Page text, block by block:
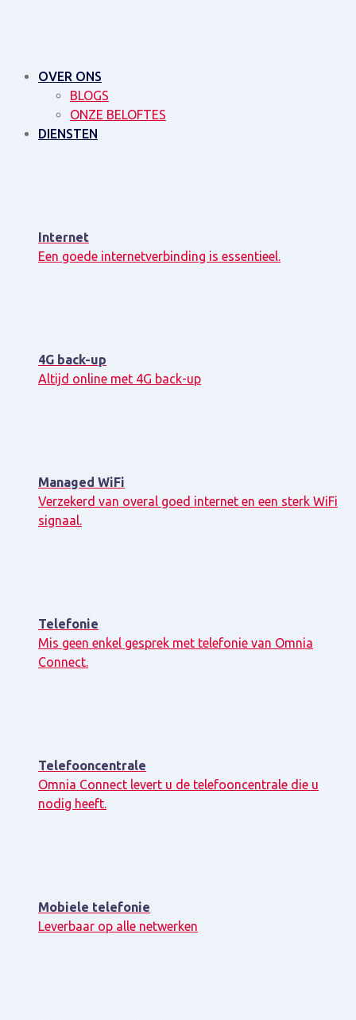
OVER ONS
BLOGS
ONZE BELOFTES
DIENSTEN
Internet
Een goede internetverbinding is essentieel.
4G back-up
Altijd online met 4G back-up
Managed WiFi
Verzekerd van overal goed internet en een sterk WiFi
signaal.
Telefonie
Mis geen enkel gesprek met telefonie van Omnia
Connect.
Telefooncentrale
Omnia Connect levert u de telefooncentrale die u
nodig heeft.
Mobiele telefonie
Leverbaar op alle netwerken